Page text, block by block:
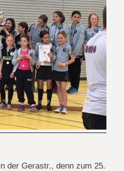
der Gerastr., denn zum 25.